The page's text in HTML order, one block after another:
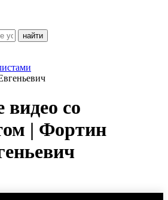
найти
видео со
| Фортин